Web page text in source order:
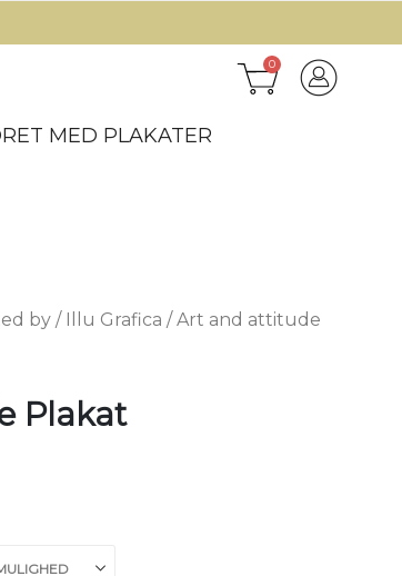
0
MED PLAKATER
by / Illu Grafica / Art and attitude
Plakat